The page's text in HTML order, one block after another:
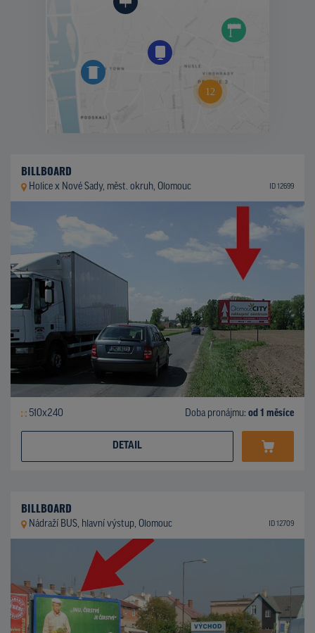
BILLBOARD
Holice x Nové Sady, měst. okruh, Olomouc ID 12699
510x240 Doba pronájmu: od 1 měsíce
DETAIL
BILLBOARD
Nádraží BUS, hlavní výstup, Olomouc ID 12709